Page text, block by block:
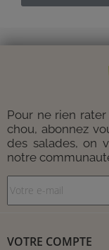
Pour ne rien
chou, abonnez
des salades, on
notre
VOTRE COMPTE